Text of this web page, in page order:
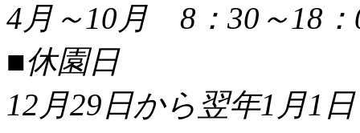
4月～10月 8：30～18：
■休園日
12月29日から翌年1月1日